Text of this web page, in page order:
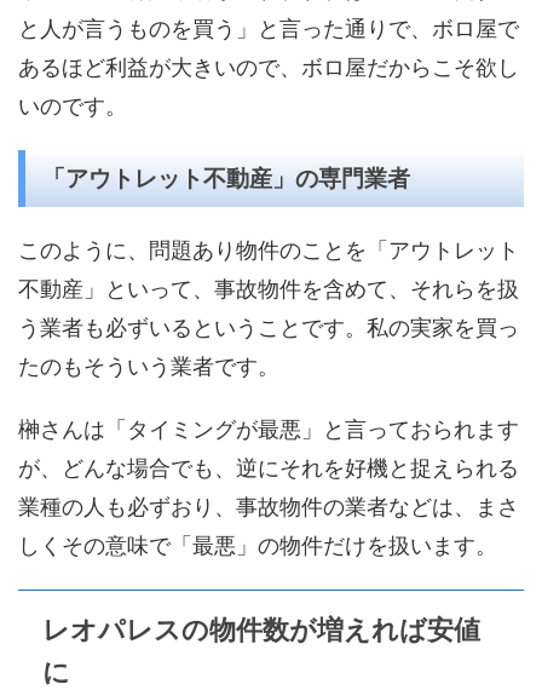
と人が言うものを買う」と言った通りで、ボロ屋で
あるほど利益が大きいので、ボロ屋だからこそ欲し
いのです。
「アウトレット不動産」の専門業者
このように、問題あり物件のことを「アウトレット
不動産」といって、事故物件を含めて、それらを扱
う業者も必ずいるということです。私の実家を買っ
たのもそういう業者です。
榊さんは「タイミングが最悪」と言っておられます
が、どんな場合でも、逆にそれを好機と捉えられる
業種の人も必ずおり、事故物件の業者などは、まさ
しくその意味で「最悪」の物件だけを扱います。
レオパレスの物件数が増えれば安値
に